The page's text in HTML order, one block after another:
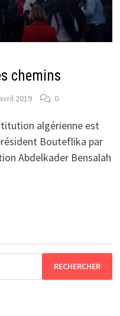
chemins
2019 0
algérienne est
Bouteflika par
Abdelkader Bensalah